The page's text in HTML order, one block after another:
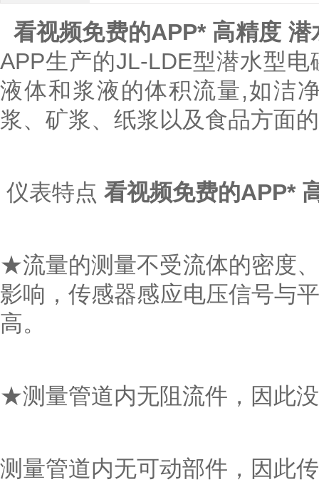
看视频免费的APP* 高精度
APP生产的JL-LDE型潜水型
液体和浆液的体积流量,如洁净水
浆、矿浆、纸浆以及食品方面的
仪表特点 看视频免费的APP*
★流量的测量不受流体的密度、
影响，传感器感应电压信号与
高。
★测量管道内无阻流件，因此
测量管道内无可动部件，因此传